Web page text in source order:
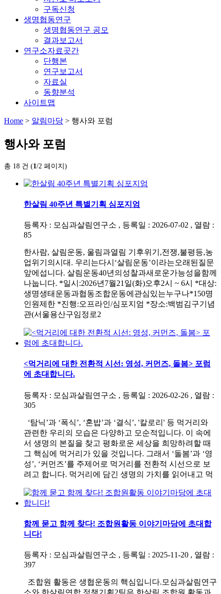
구독신청
생명협동연구
생명협동연구 공모
결과보고서
연구소자료곳간
단행본
연구보고서
자료실
동향분석
사이트맵
Home > 알림마당 > 행사와 포럼
행사와 포럼
총 18 건 (1/2 페이지)
한살림 40주년 특별기획 심포지엄
등록자 : 모심과살림연구소 , 등록일 : 2026-07-02 , 열람 :
85
한사람, 살림운동, 울림과열림 기후위기,전쟁,불평등,농
업위기의시대. 우리는다시‘살림운동’이라는오래된질문
앞에섭니다. 살림운동40년의성찰과새로운가능성을함께
나눕니다. *일시:2026년7월21일(화)오후2시 ~ 6시 *대상:
생명생태운동과협동조합운동에관심있는누구나*150명
인원제한 *진행:오프라인/심포지엄 *장소:백범김구기념
관(서울용산구임정로2
<먹거리에 대한 전환적 시선: 영성, 커먼즈, 돌봄> 포럼
에 초대합니다.
등록자 : 모심과살림연구소 , 등록일 : 2026-02-26 , 열람 :
305
‘탐닉’과 ‘폭식’, ‘혼밥’과 ‘결식’, '칼로리' 등 먹거리와
관련한 우리의 모습은 다양하고 모순적입니다. 이 속에
서 생명의 본질을 찾고 평화로운 세상을 희망하려할 때
그 핵심에 먹거리가 있을 것입니다. 그래서 ‘돌봄’과 ‘영
성’, ‘커먼즈’를 주제어로 먹거리를 전환적 시선으로 보
려고 합니다. 먹거리에 담긴 생명의 가치를 읽어내고 먹
함께 묻고 함께 찾다! 조합원활동 이야기마당에 초대합
니다!
등록자 : 모심과살림연구소 , 등록일 : 2025-11-20 , 열람 :
397
조합원 활동은 생협운동의 핵심입니다.모심과살림연구